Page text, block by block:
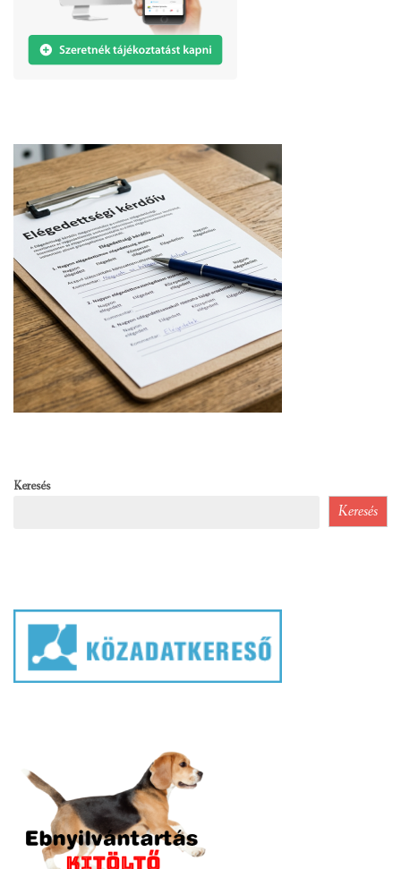
Keresés
Keresés